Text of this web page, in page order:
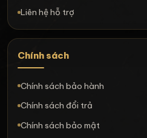
Liên hệ hỗ trợ
Chính sách
Chính sách bảo hành
Chính sách đổi trả
Chính sách bảo mật